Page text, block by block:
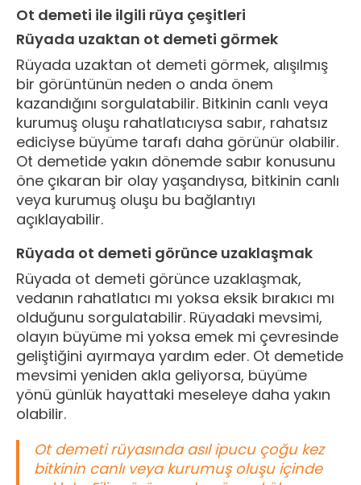
Ot demeti ile ilgili rüya çeşitleri
Rüyada uzaktan ot demeti görmek
Rüyada uzaktan ot demeti görmek, alışılmış
bir görüntünün neden o anda önem
kazandığını sorgulatabilir. Bitkinin canlı veya
kurumuş oluşu rahatlatıcıysa sabır, rahatsız
ediciyse büyüme tarafı daha görünür olabilir.
Ot demetide yakın dönemde sabır konusunu
öne çıkaran bir olay yaşandıysa, bitkinin canlı
veya kurumuş oluşu bu bağlantıyı
açıklayabilir.
Rüyada ot demeti görünce uzaklaşmak
Rüyada ot demeti görünce uzaklaşmak,
vedanın rahatlatıcı mı yoksa eksik bırakıcı mı
olduğunu sorgulatabilir. Rüyadaki mevsimi,
olayın büyüme mi yoksa emek mi çevresinde
geliştiğini ayırmaya yardım eder. Ot demetide
mevsimi yeniden akla geliyorsa, büyüme
yönü günlük hayattaki meseleye daha yakın
olabilir.
Ot demeti rüyasında asıl ipucu çoğu kez
bitkinin canlı veya kurumuş oluşu içinde